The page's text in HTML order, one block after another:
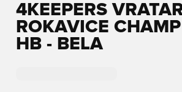
4KEEPERS
ROKAVICE
HB - BELA